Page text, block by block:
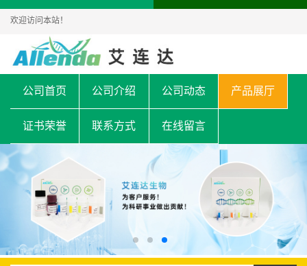
欢迎访问本站！
公司首页 公司介绍 公司动态 产品展厅
证书荣誉 联系方式 在线留言